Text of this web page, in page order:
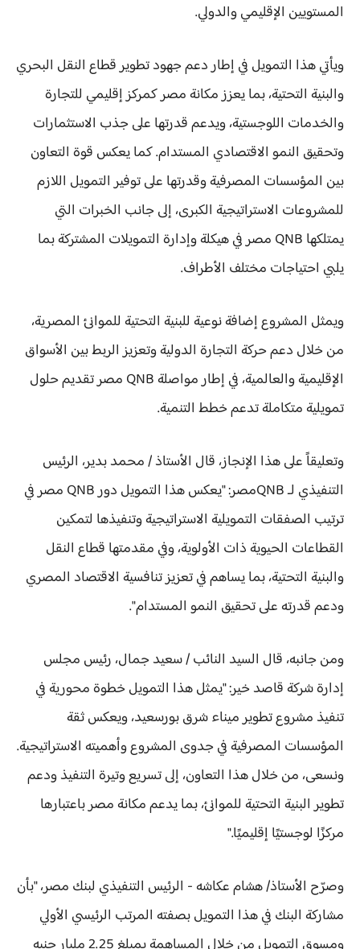
المستويين الإقليمي والدولي.
ويأتي هذا التمويل في إطار دعم جهود تطوير قطاع النقل البحري
والبنية التحتية، بما يعزز مكانة مصر كمركز إقليمي للتجارة
والخدمات اللوجستية، ويدعم قدرتها على جذب الاستثمارات
وتحقيق النمو الاقتصادي المستدام. كما يعكس قوة التعاون
بين المؤسسات المصرفية وقدرتها على توفير التمويل اللازم
للمشروعات الاستراتيجية الكبرى، إلى جانب الخبرات التي
يمتلكها QNB مصر في هيكلة وإدارة التمويلات المشتركة بما
يلبي احتياجات مختلف الأطراف.
ويمثل المشروع إضافة نوعية للبنية التحتية للموانئ المصرية،
من خلال دعم حركة التجارة الدولية وتعزيز الربط بين الأسواق
الإقليمية والعالمية، في إطار مواصلة QNB مصر تقديم حلول
تمويلية متكاملة تدعم خطط التنمية.
وتعليقاً على هذا الإنجاز، قال الأستاذ / محمد بدير، الرئيس
التنفيذي لـ QNBمصر: "يعكس هذا التمويل دور QNB مصر في
ترتيب الصفقات التمويلية الاستراتيجية وتنفيذها لتمكين
القطاعات الحيوية ذات الأولوية، وفي مقدمتها قطاع النقل
والبنية التحتية، بما يساهم في تعزيز تنافسية الاقتصاد المصري
ودعم قدرته على تحقيق النمو المستدام".
ومن جانبه، قال السيد النائب / سعيد جمال، رئيس مجلس
إدارة شركة قاصد خير: "يمثل هذا التمويل خطوة محورية في
تنفيذ مشروع تطوير ميناء شرق بورسعيد، ويعكس ثقة
المؤسسات المصرفية في جدوى المشروع وأهميته الاستراتيجية.
ونسعى، من خلال هذا التعاون، إلى تسريع وتيرة التنفيذ ودعم
تطوير البنية التحتية للموانئ، بما يدعم مكانة مصر باعتبارها
مركزًا لوجستيًا إقليميًا."
وصرّح الأستاذ/ هشام عكاشه - الرئيس التنفيذي لبنك مصر، "بأن
مشاركة البنك في هذا التمويل بصفته المرتب الرئيسي الأولي